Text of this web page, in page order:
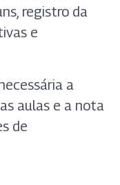
registro da
e
a
aulas e a nota
de